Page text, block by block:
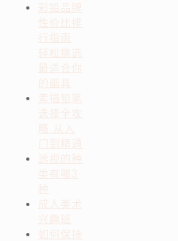
彩铅品牌
性价比排
行指南
轻松挑选
最适合你
的画具
素描铅笔
选择全攻
略 从入
门到精通
透视的种
类有哪3
种
成人美术
兴趣班
如何保持